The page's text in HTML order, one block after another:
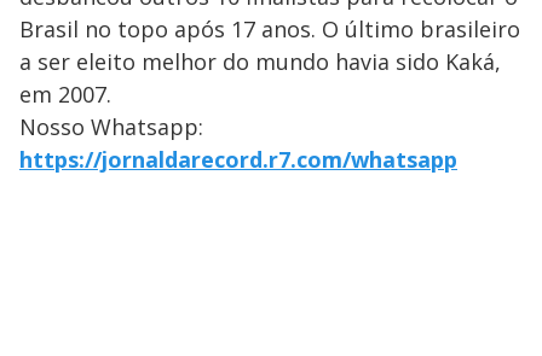
Brasil no topo após 17 anos. O último brasileiro
a ser eleito melhor do mundo havia sido Kaká,
em 2007.
Nosso Whatsapp:
https://jornaldarecord.r7.com/whatsapp